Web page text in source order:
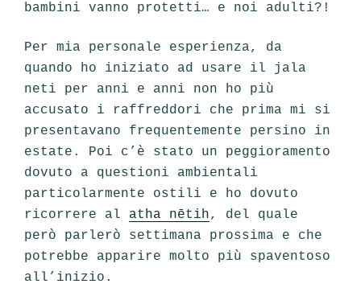
bambini vanno protetti… e noi adulti?!
Per mia personale esperienza, da
quando ho iniziato ad usare il jala
neti per anni e anni non ho più
accusato i raffreddori che prima mi si
presentavano frequentemente persino in
estate. Poi c’è stato un peggioramento
dovuto a questioni ambientali
particolarmente ostili e ho dovuto
ricorrere al atha nētih, del quale
però parlerò settimana prossima e che
potrebbe apparire molto più spaventoso
all’inizio.